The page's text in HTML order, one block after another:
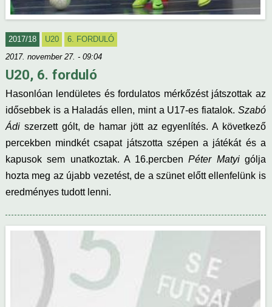
2017/18 U20
6. FORDULÓ
2017. november 27. - 09:04
U20, 6. forduló
Hasonlóan lendületes és fordulatos mérkőzést játszottak az
idősebbek is a Haladás ellen, mint a U17-es fiatalok. Szabó
Ádiszerzett gólt, de hamar jött az egyenlítés. A következő
percekben mindkét csapat játszotta szépen a játékát és a
kapusok sem unatkoztak. A 16.percbenPéter Matyigólja
hozta meg az újabb vezetést, de a szünet előtt ellenfelünk is
eredményes tudott lenni.